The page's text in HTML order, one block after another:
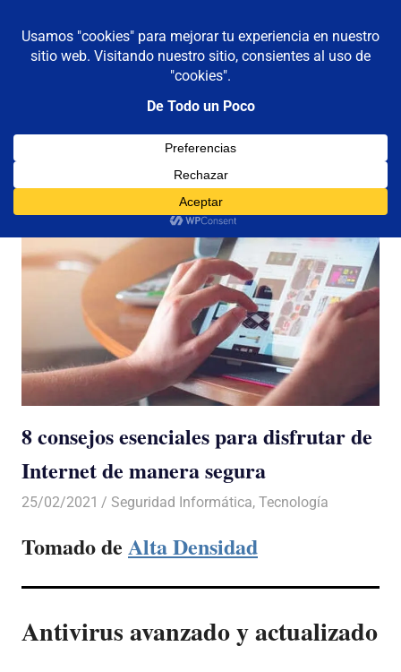
contenido
De todo un poco
Reflexiones,
Viajes
MENÚ
8 consejos esenciales para disfrutar de
Internet de manera segura
25/02/2021 De todo un Poco
Seguridad Informática,Tecnología
Tomado de Alta Densidad
Antivirus avanzado y actualizado